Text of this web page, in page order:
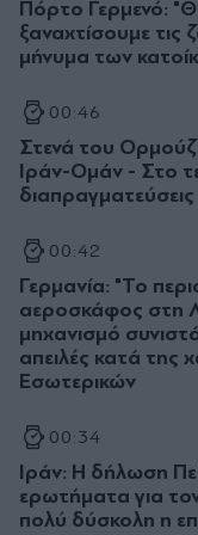
Πόρτο Γερμενό:
ξαναχτίσουμε τις
μήνυμα των
00:46
Στενά του
Ιράν-Ομάν - Στο
διαπραγματεύσεις
00:42
Γερμανία: "Το
αεροσκάφος στη
μηχανισμό
απειλές κατά της
Εσωτερικών
00:34
Ιράν: Η δήλωση
ερωτήματα για
πολύ δύσκολη η